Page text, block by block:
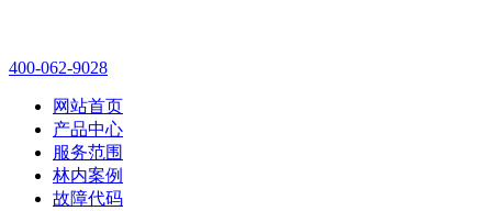
400-062-9028
网站首页
产品中心
服务范围
林内案例
故障代码